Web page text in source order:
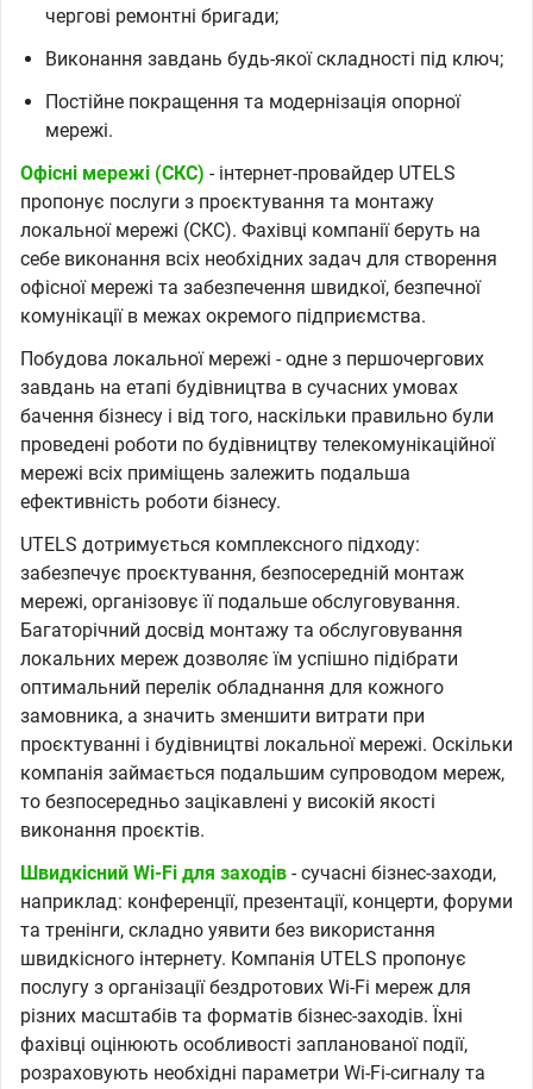
чергові ремонтні бригади;
Виконання завдань будь-якої складності під ключ;
Постійне покращення та модернізація опорної
мережі.
Офісні мережі (СКС) - інтернет-провайдер UTELS
пропонує послуги з проєктування та монтажу
локальної мережі (СКС). Фахівці компанії беруть на
себе виконання всіх необхідних задач для створення
офісної мережі та забезпечення швидкої, безпечної
комунікації в межах окремого підприємства.
Побудова локальної мережі - одне з першочергових
завдань на етапі будівництва в сучасних умовах
бачення бізнесу і від того, наскільки правильно були
проведені роботи по будівництву телекомунікаційної
мережі всіх приміщень залежить подальша
ефективність роботи бізнесу.
UTELS дотримується комплексного підходу:
забезпечує проєктування, безпосередній монтаж
мережі, організовує її подальше обслуговування.
Багаторічний досвід монтажу та обслуговування
локальних мереж дозволяє їм успішно підібрати
оптимальний перелік обладнання для кожного
замовника, а значить зменшити витрати при
проєктуванні і будівництві локальної мережі. Оскільки
компанія займається подальшим супроводом мереж,
то безпосередньо зацікавлені у високій якості
виконання проєктів.
Швидкісний Wi-Fi для заходів - сучасні бізнес-заходи,
наприклад: конференції, презентації, концерти, форуми
та тренінги, складно уявити без використання
швидкісного інтернету. Компанія UTELS пропонує
послугу з організації бездротових Wi-Fi мереж для
різних масштабів та форматів бізнес-заходів. Їхні
фахівці оцінюють особливості запланованої події,
розраховують необхідні параметри Wi-Fi-сигналу та